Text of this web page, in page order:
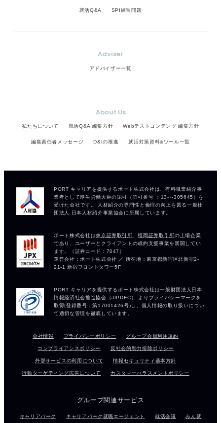
就活Q&A SPI練習問題
Adviser
アドバイザー一覧
About Us
私たちについて 就活Q&A 編集方針 Webテストコンテンツ 編集方針
編集責任者メッセージ D&Iの推進 就活対策資料&ツール一覧
会社情報 プライバシーポリシー グループ会員利用規約
コンプライアンスポリシー 反社会的勢力排除ポリシー
外部サービスの利用について 情報セキュリティ基本方針
行動ターゲティング広告について カスタマーハラスメントポリシー